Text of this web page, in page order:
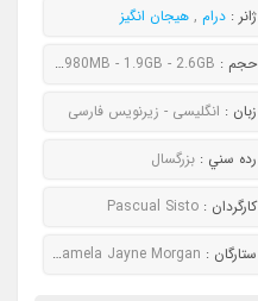
ژانر : درام , هیجان انگیز
حجم : 692MB - 980MB - 1.9GB - 2.6GB
زبان : انگلیسی - زیرنویس فارسی
رده سني : بزرگسال
کارگردان : Pascual Sisto
ستارگان : Charlie Shotwell # Michael C. Hall # Jennifer Ehle # Taissa Farmiga # Pamela Jayne Morgan